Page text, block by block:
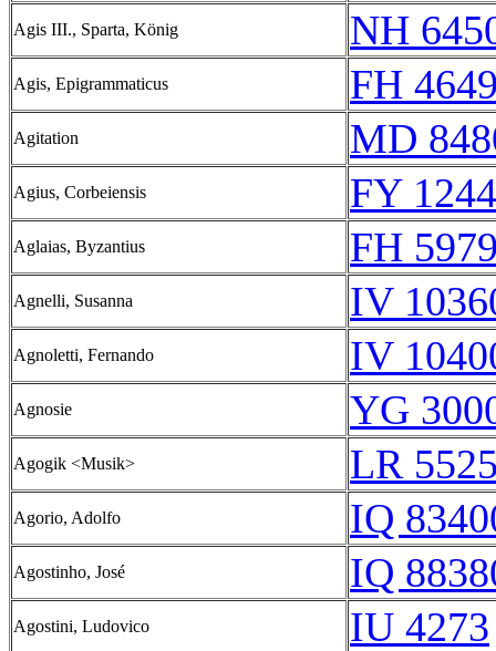
Agis III., Sparta, König NH
Agis, Epigrammaticus FH
Agitation MD
Agius, Corbeiensis FY
Aglaias, Byzantius FH
Agnelli, Susanna IV
Agnoletti, Fernando IV
Agnosie YG
Agogik <Musik> LR
Agorio, Adolfo IQ
Agostinho, José IQ
Agostini, Ludovico IU 4273